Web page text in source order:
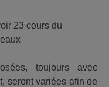
23 cours du
toujours avec
seront variées afin de